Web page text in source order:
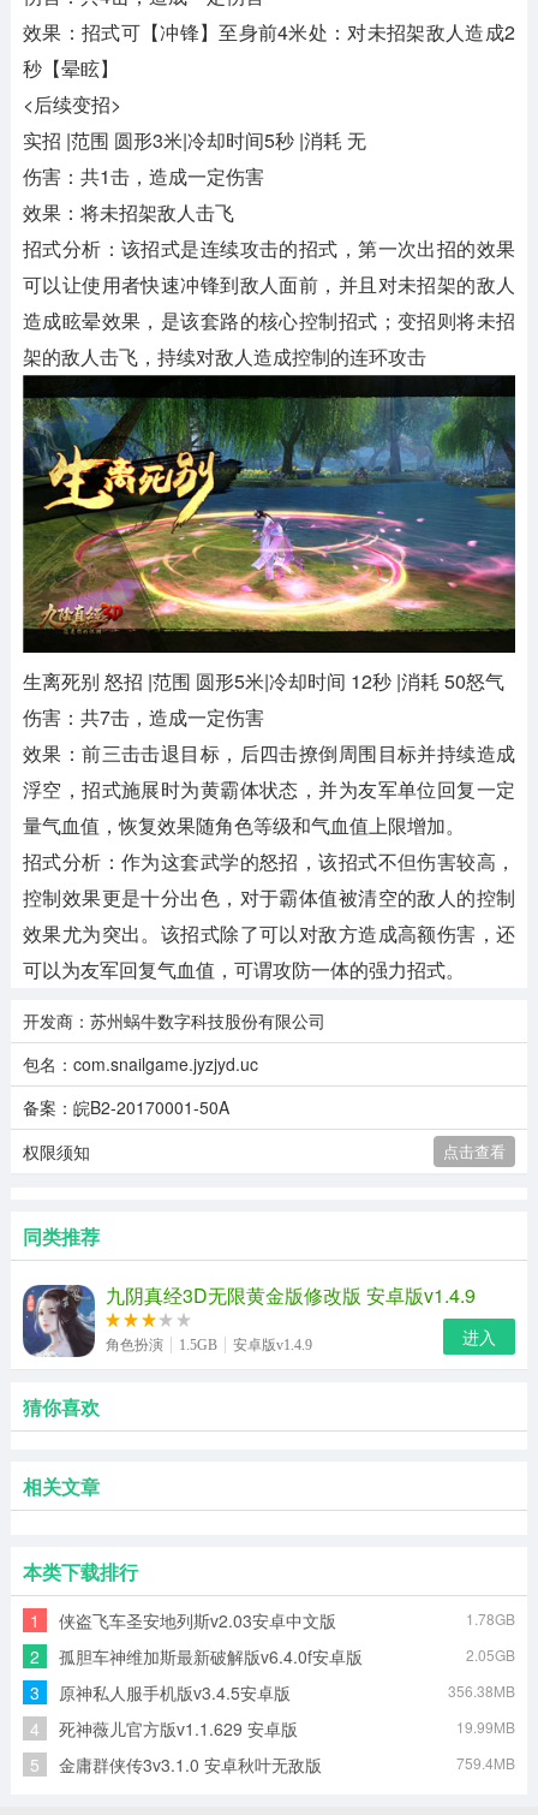
效果：招式可【冲锋】至身前4米处：对未招架敌人造成2
秒【晕眩】
<后续变招>
实招 |范围 圆形3米|冷却时间5秒 |消耗 无
伤害：共1击，造成一定伤害
效果：将未招架敌人击飞
招式分析：该招式是连续攻击的招式，第一次出招的效果
可以让使用者快速冲锋到敌人面前，并且对未招架的敌人
造成眩晕效果，是该套路的核心控制招式；变招则将未招
架的敌人击飞，持续对敌人造成控制的连环攻击
生离死别 怒招 |范围 圆形5米|冷却时间 12秒 |消耗 50怒气
伤害：共7击，造成一定伤害
效果：前三击击退目标，后四击撩倒周围目标并持续造成
浮空，招式施展时为黄霸体状态，并为友军单位回复一定
量气血值，恢复效果随角色等级和气血值上限增加。
招式分析：作为这套武学的怒招，该招式不但伤害较高，
控制效果更是十分出色，对于霸体值被清空的敌人的控制
效果尤为突出。该招式除了可以对敌方造成高额伤害，还
可以为友军回复气血值，可谓攻防一体的强力招式。
开发商：苏州蜗牛数字科技股份有限公司
包名：com.snailgame.jyzjyd.uc
备案：皖B2-20170001-50A
权限须知
点击查看
同类推荐
九阴真经3D无限黄金版修改版 安卓版v1.4.9
角色扮演 1.5GB 安卓版v1.4.9 进入
猜你喜欢
相关文章
本类下载排行
1 侠盗飞车圣安地列斯v2.03安卓中文版 1.78GB
2 孤胆车神维加斯最新破解版v6.4.0f安卓版 2.05GB
3 原神私人服手机版v3.4.5安卓版 356.38MB
4 死神薇儿官方版v1.1.629 安卓版 19.99MB
5 金庸群侠传3v3.1.0 安卓秋叶无敌版 759.4MB